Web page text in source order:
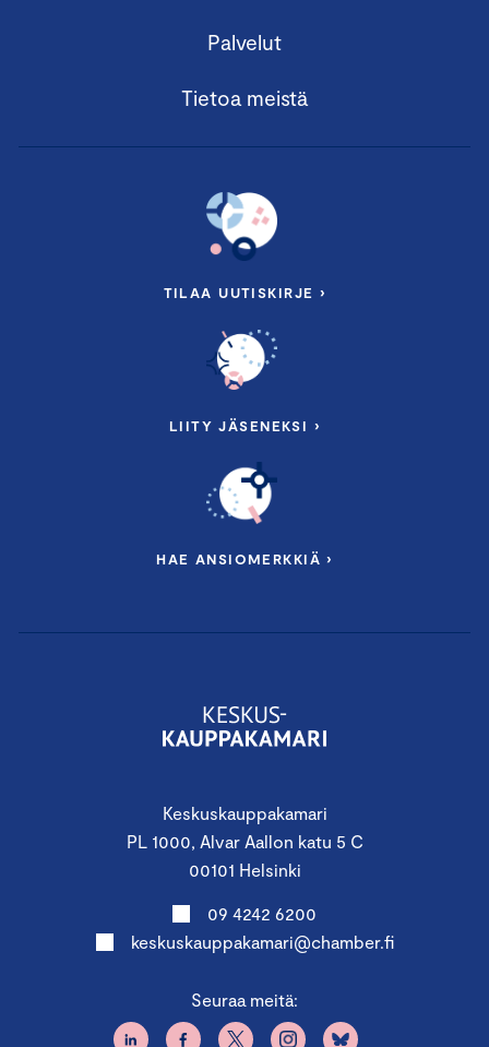
Keskuskauppakamari
PL 1000, Alvar Aallon katu 5 C
00101 Helsinki
09 4242 6200
keskuskauppakamari@chamber.fi
Seuraa meitä:
Palvelut
Tietoa meistä
TILAA UUTISKIRJE ›
LIITY JÄSENEKSI ›
HAE ANSIOMERKKIÄ ›